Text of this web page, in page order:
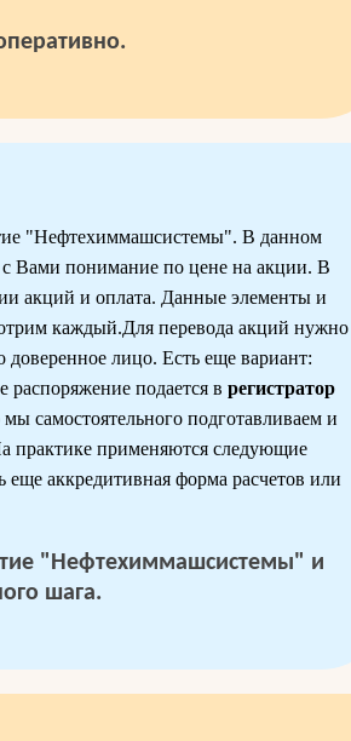
"Нефтехиммашсистемы". В данном
с Вами понимание по цене на акции. В
акций и оплата. Данные элементы и
каждый.Для перевода акций нужно
доверенное лицо. Есть еще вариант:
распоряжение подается в регистратор
самостоятельного подготавливаем и
практике применяются следующие
аккредитивная форма расчетов или
"Нефтехиммашсистемы" и
шага.